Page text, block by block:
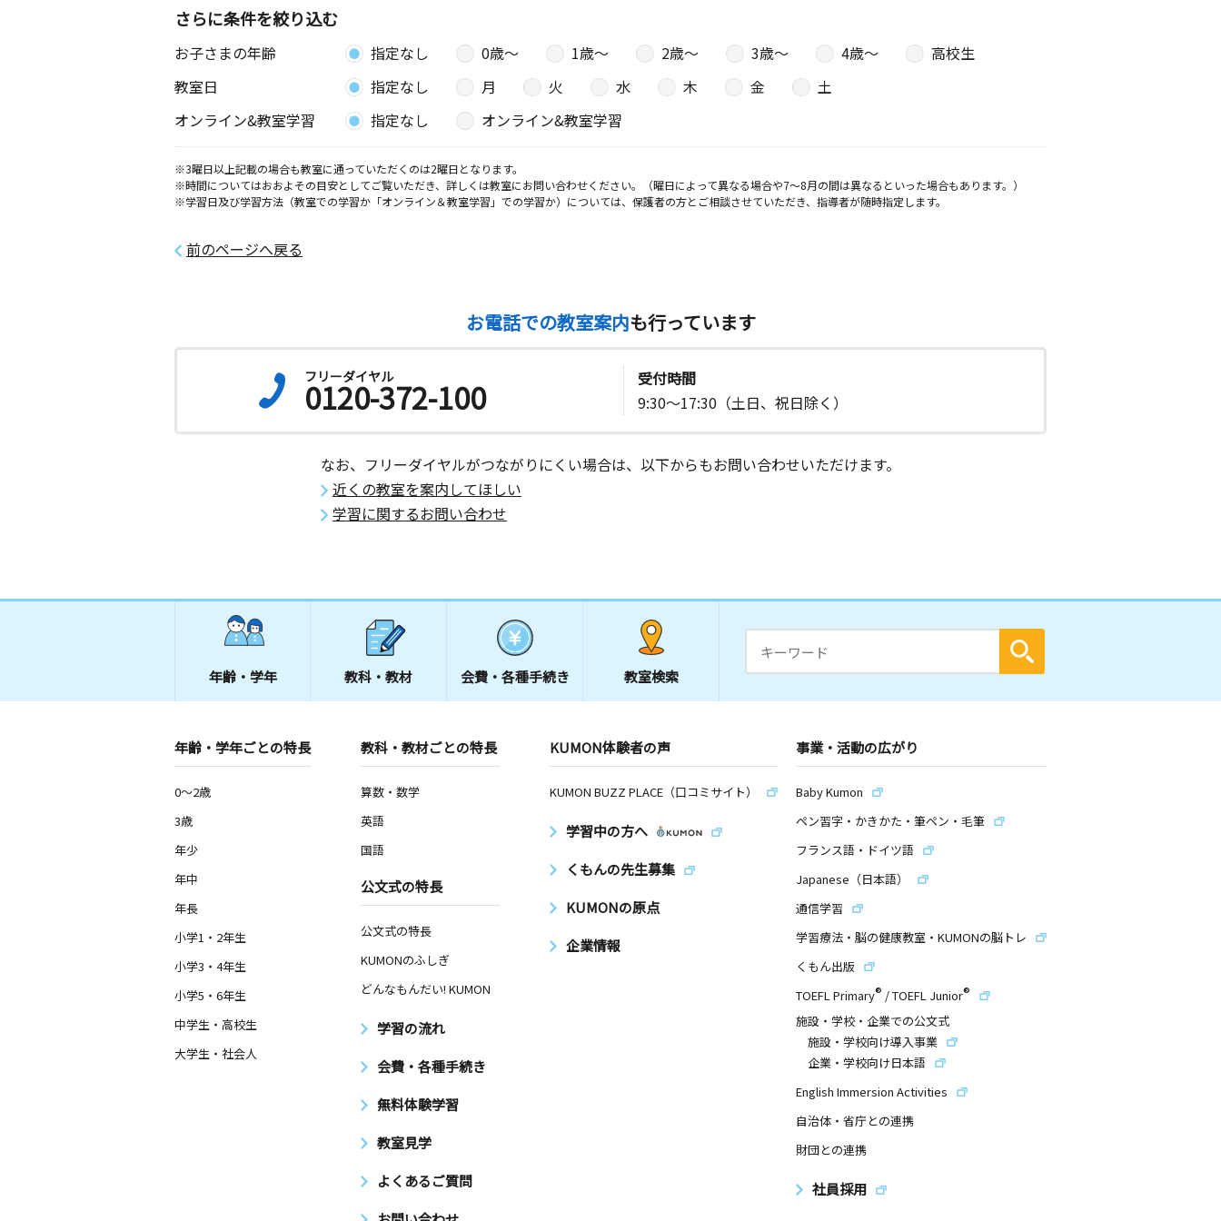
さらに条件を絞り込む
お子さまの年齢 指定なし 0歳〜 1歳〜 2歳〜 3歳〜 4歳〜
高校生
教室日
指定なし 月 火 水 木 金
土
オンライン&教室学習
指定なし オンライン&教室学習
※3曜日以上記載の場合も教室に通っていただくのは2曜日となります。
※時間についてはおおよその目安としてご覧いただき、詳しくは教室にお問い合わせください。（曜日によって異なる場合や7～8月の間は異なるといった場合もあります。）
※学習日及び学習方法（教室での学習か「オンライン＆教室学習」での学習か）については、保護者の方とご相談させていただき、指導者が随時指定します。
前のページへ戻る
お電話での教室案内も行っています
フリーダイヤル
0120-372-100
受付時間
9:30～17:30（土日、祝日除く）
なお、フリーダイヤルがつながりにくい場合は、以下からもお問い合わせいただけます。
近くの教室を案内してほしい
学習に関するお問い合わせ
年齢・学年 教科・教材 会費・ 各種手続き 教室検索
年齢・学年ごとの特長
0～2歳
3歳
年少
年中
年長
小学1・2年生
小学3・4年生
小学5・6年生
中学生・高校生
大学生・社会人
教科・教材ごとの特長
算数・数学
英語
国語
公文式の特長
公文式の特長
KUMONのふしぎ
どんなもんだい! KUMON
学習の流れ
会費・各種手続き
無料体験学習
教室見学
よくあるご質問
KUMON体験者の声
KUMON BUZZ PLACE（口コミサイト）
学習中の方へ
くもんの先生募集
KUMONの原点
企業情報
事業・活動の広がり
Baby Kumon
ペン習字・かきかた・筆ペン・毛筆
フランス語・ドイツ語
Japanese（日本語）
通信学習
学習療法・脳の健康教室・KUMONの脳トレ
くもん出版
TOEFL Primary® /TOEFL Junior®
施設・学校・企業での公文式
施設・学校向け導入事業
企業・学校向け日本語
English Immersion Activities
自治体・省庁との連携
財団との連携
社員採用